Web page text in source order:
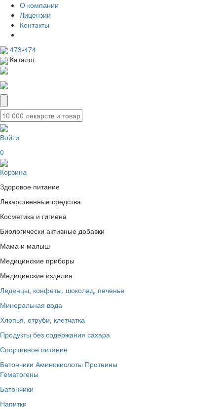
О компании
Лицензии
Контакты
473-474
Каталог
Войти
0
Корзина
Здоровое питание
Лекарственные средства
Косметика и гигиена
Биологически активные добавки
Мама и малыш
Медицинские приборы
Медицинские изделия
Леденцы, конфеты, шоколад, печенье
Минеральная вода
Хлопья, отруби, клетчатка
Продукты без содержания сахара
Спортивное питание
Батончики Аминокислоты Протеины
Гематогены
Батончики
Напитки